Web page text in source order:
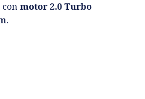
con motor 2.0 Turbo
.